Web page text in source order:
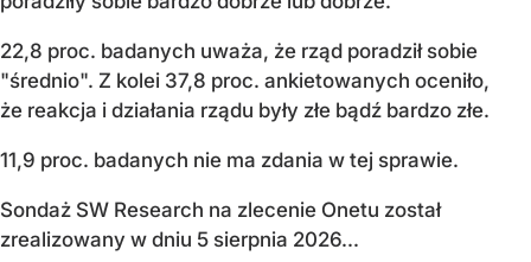
22,8 proc. badanych uważa, że rząd poradził sobie
"średnio". Z kolei 37,8 proc. ankietowanych oceniło,
że reakcja i działania rządu były złe bądź bardzo złe.
11,9 proc. badanych nie ma zdania w tej sprawie.
Sondaż SW Research na zlecenie Onetu został
zrealizowany w dniu 5 sierpnia 2026...